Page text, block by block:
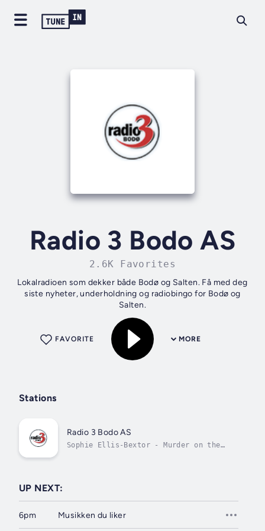
Radio 3 Bodo AS
2.6K Favorites
Lokalradioen som dekker både Bodø og Salten. Få med deg
siste nyheter, underholdning og radiobingo for Bodø og
Salten.
MORE
FAVORITE
Stations
Radio 3 Bodo AS
Sophie Ellis‐Bextor - Murder on the
UP NEXT:
6pm Musikken du liker